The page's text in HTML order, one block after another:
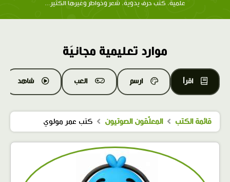
علمية، كتب حرف يدوية، شعر وخواطر وغيرها الكثير...
موارد تعليمية مجانيّة
اقرأ ارسم العب شاهد
قائمة الكتب المعلّقون الصوتيون كتب عمر مولوي